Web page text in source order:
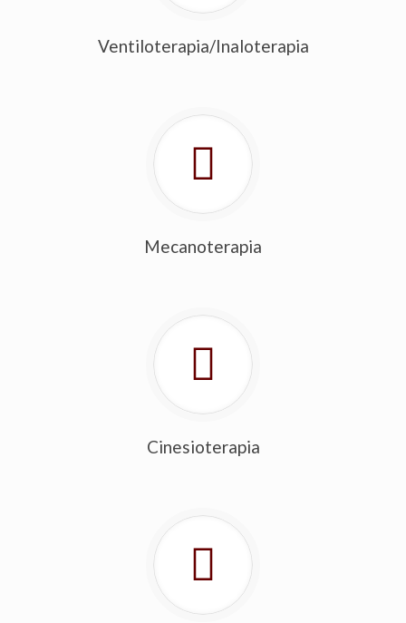
Ventiloterapia/Inaloterapia
Mecanoterapia
Cinesioterapia